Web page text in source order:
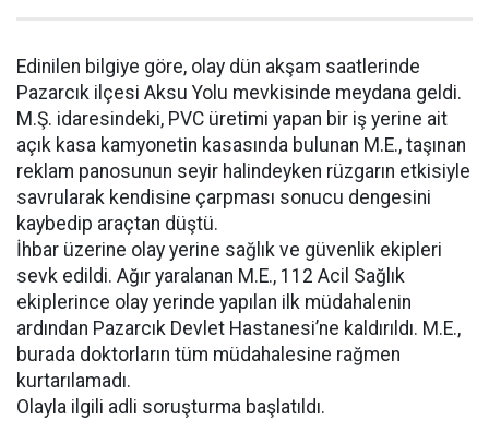
Edinilen bilgiye göre, olay dün akşam saatlerinde
Pazarcık ilçesi Aksu Yolu mevkisinde meydana geldi.
M.Ş. idaresindeki, PVC üretimi yapan bir iş yerine ait
açık kasa kamyonetin kasasında bulunan M.E., taşınan
reklam panosunun seyir halindeyken rüzgarın etkisiyle
savrularak kendisine çarpması sonucu dengesini
kaybedip araçtan düştü.
İhbar üzerine olay yerine sağlık ve güvenlik ekipleri
sevk edildi. Ağır yaralanan M.E., 112 Acil Sağlık
ekiplerince olay yerinde yapılan ilk müdahalenin
ardından Pazarcık Devlet Hastanesi’ne kaldırıldı. M.E.,
burada doktorların tüm müdahalesine rağmen
kurtarılamadı.
Olayla ilgili adli soruşturma başlatıldı.